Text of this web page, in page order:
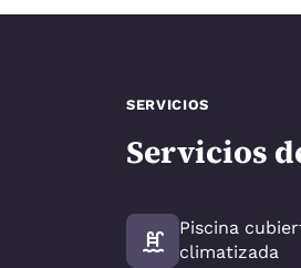
SERVICIOS
Servicios
Piscina
climatizada